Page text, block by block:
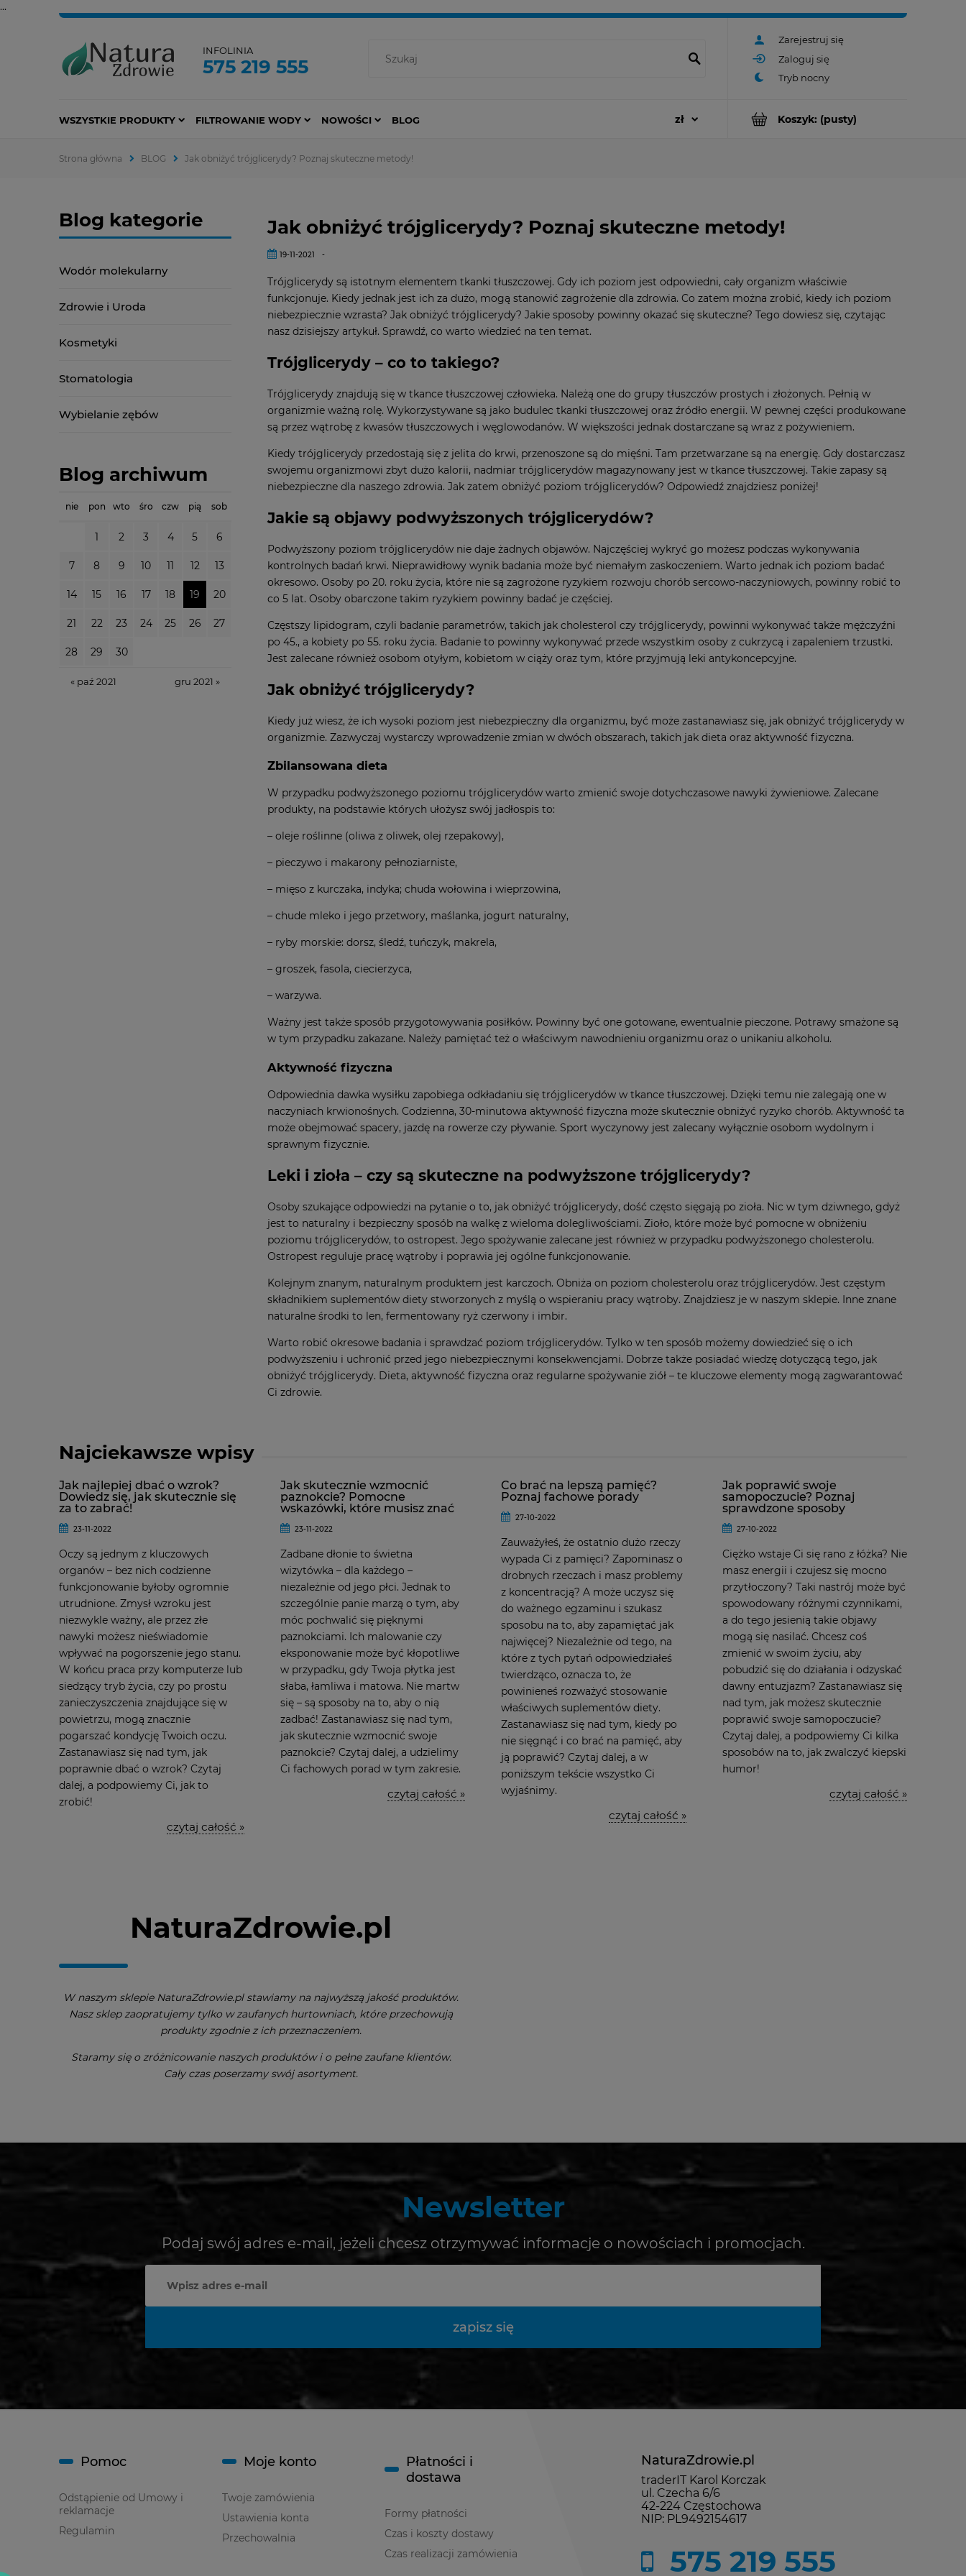
...
Zarejestruj się
Zaloguj się
INFOLINIA
575 219 555
Koszyk: (pusty)
WSZYSTKIE PRODUKTY FILTROWANIE WODY NOWOŚCI BLOG
Strona główna BLOG Jak obniżyć trójglicerydy? Poznaj skuteczne metody!
Blog kategorie
Wodór molekularny
Zdrowie i Uroda
Kosmetyki
Stomatologia
Wybielanie zębów
Blog archiwum
nie pon wto śro czw pią sob
1 2 3 4 5 6
7 8 9 10 11 12 13
14 15 16 17 18 19 20
21 22 23 24 25 26 27
28 29 30
« paź 2021 gru 2021 »
Jak obniżyć trójglicerydy? Poznaj skuteczne metody!
19-11-2021 -
Trójglicerydy są istotnym elementem tkanki tłuszczowej. Gdy ich poziom jest odpowiedni, cały organizm właściwie
funkcjonuje. Kiedy jednak jest ich za dużo, mogą stanowić zagrożenie dla zdrowia. Co zatem można zrobić, kiedy ich poziom
niebezpiecznie wzrasta? Jak obniżyć trójglicerydy? Jakie sposoby powinny okazać się skuteczne? Tego dowiesz się, czytając
nasz dzisiejszy artykuł. Sprawdź, co warto wiedzieć na ten temat.
Trójglicerydy – co to takiego?
Trójglicerydy znajdują się w tkance tłuszczowej człowieka. Należą one do grupy tłuszczów prostych i złożonych. Pełnią w
organizmie ważną rolę. Wykorzystywane są jako budulec tkanki tłuszczowej oraz źródło energii. W pewnej części produkowane
są przez wątrobę z kwasów tłuszczowych i węglowodanów. W większości jednak dostarczane są wraz z pożywieniem.
Kiedy trójglicerydy przedostają się z jelita do krwi, przenoszone są do mięśni. Tam przetwarzane są na energię. Gdy dostarczasz
swojemu organizmowi zbyt dużo kalorii, nadmiar trójglicerydów magazynowany jest w tkance tłuszczowej. Takie zapasy są
niebezpieczne dla naszego zdrowia. Jak zatem obniżyć poziom trójglicerydów? Odpowiedź znajdziesz poniżej!
Jakie są objawy podwyższonych trójglicerydów?
Podwyższony poziom trójglicerydów nie daje żadnych objawów. Najczęściej wykryć go możesz podczas wykonywania
kontrolnych badań krwi. Nieprawidłowy wynik badania może być niemałym zaskoczeniem. Warto jednak ich poziom badać
okresowo. Osoby po 20. roku życia, które nie są zagrożone ryzykiem rozwoju chorób sercowo-naczyniowych, powinny robić to
co 5 lat. Osoby obarczone takim ryzykiem powinny badać je częściej.
Częstszy lipidogram, czyli badanie parametrów, takich jak cholesterol czy trójglicerydy, powinni wykonywać także mężczyźni
po 45., a kobiety po 55. roku życia. Badanie to powinny wykonywać przede wszystkim osoby z cukrzycą i zapaleniem trzustki.
Jest zalecane również osobom otyłym, kobietom w ciąży oraz tym, które przyjmują leki antykoncepcyjne.
Jak obniżyć trójglicerydy?
Kiedy już wiesz, że ich wysoki poziom jest niebezpieczny dla organizmu, być może zastanawiasz się, jak obniżyć trójglicerydy w
organizmie. Zazwyczaj wystarczy wprowadzenie zmian w dwóch obszarach, takich jak dieta oraz aktywność fizyczna.
Zbilansowana dieta
W przypadku podwyższonego poziomu trójglicerydów warto zmienić swoje dotychczasowe nawyki żywieniowe. Zalecane
produkty, na podstawie których ułożysz swój jadłospis to:
– oleje roślinne (oliwa z oliwek, olej rzepakowy),
– pieczywo i makarony pełnoziarniste,
– mięso z kurczaka, indyka; chuda wołowina i wieprzowina,
– chude mleko i jego przetwory, maślanka, jogurt naturalny,
– ryby morskie: dorsz, śledź, tuńczyk, makrela,
– groszek, fasola, ciecierzyca,
– warzywa.
Ważny jest także sposób przygotowywania posiłków. Powinny być one gotowane, ewentualnie pieczone. Potrawy smażone są
w tym przypadku zakazane. Należy pamiętać też o właściwym nawodnieniu organizmu oraz o unikaniu alkoholu.
Aktywność fizyczna
Odpowiednia dawka wysiłku zapobiega odkładaniu się trójglicerydów w tkance tłuszczowej. Dzięki temu nie zalegają one w
naczyniach krwionośnych. Codzienna, 30-minutowa aktywność fizyczna może skutecznie obniżyć ryzyko chorób. Aktywność ta
może obejmować spacery, jazdę na rowerze czy pływanie. Sport wyczynowy jest zalecany wyłącznie osobom wydolnym i
sprawnym fizycznie.
Leki i zioła – czy są skuteczne na podwyższone trójglicerydy?
Osoby szukające odpowiedzi na pytanie o to, jak obniżyć trójglicerydy, dość często sięgają po zioła. Nic w tym dziwnego, gdyż
jest to naturalny i bezpieczny sposób na walkę z wieloma dolegliwościami. Zioło, które może być pomocne w obniżeniu
poziomu trójglicerydów, to ostropest. Jego spożywanie zalecane jest również w przypadku podwyższonego cholesterolu.
Ostropest reguluje pracę wątroby i poprawia jej ogólne funkcjonowanie.
Kolejnym znanym, naturalnym produktem jest karczoch. Obniża on poziom cholesterolu oraz trójglicerydów. Jest częstym
składnikiem suplementów diety stworzonych z myślą o wspieraniu pracy wątroby. Znajdziesz je w naszym sklepie. Inne znane
naturalne środki to len, fermentowany ryż czerwony i imbir.
Warto robić okresowe badania i sprawdzać poziom trójglicerydów. Tylko w ten sposób możemy dowiedzieć się o ich
podwyższeniu i uchronić przed jego niebezpiecznymi konsekwencjami. Dobrze także posiadać wiedzę dotyczącą tego, jak
obniżyć trójglicerydy. Dieta, aktywność fizyczna oraz regularne spożywanie ziół – te kluczowe elementy mogą zagwarantować
Ci zdrowie.
Najciekawsze wpisy
Jak najlepiej dbać o wzrok?
Dowiedz się, jak skutecznie się
za to zabrać!
23-11-2022
Oczy są jednym z kluczowych
organów – bez nich codzienne
funkcjonowanie byłoby ogromnie
utrudnione. Zmysł wzroku jest
niezwykle ważny, ale przez złe
nawyki możesz nieświadomie
wpływać na pogorszenie jego stanu.
W końcu praca przy komputerze lub
siedzący tryb życia, czy po prostu
zanieczyszczenia znajdujące się w
powietrzu, mogą znacznie
pogarszać kondycję Twoich oczu.
Zastanawiasz się nad tym, jak
poprawnie dbać o wzrok? Czytaj
dalej, a podpowiemy Ci, jak to
zrobić!
czytaj całość »
Jak skutecznie wzmocnić
paznokcie? Pomocne
wskazówki, które musisz znać
23-11-2022
Zadbane dłonie to świetna
wizytówka – dla każdego –
niezależnie od jego płci. Jednak to
szczególnie panie marzą o tym, aby
móc pochwalić się pięknymi
paznokciami. Ich malowanie czy
eksponowanie może być kłopotliwe
w przypadku, gdy Twoja płytka jest
słaba, łamliwa i matowa. Nie martw
się – są sposoby na to, aby o nią
zadbać! Zastanawiasz się nad tym,
jak skutecznie wzmocnić swoje
paznokcie? Czytaj dalej, a udzielimy
Ci fachowych porad w tym zakresie.
czytaj całość »
Co brać na lepszą pamięć?
Poznaj fachowe porady
27-10-2022
Zauważyłeś, że ostatnio dużo rzeczy
wypada Ci z pamięci? Zapominasz o
drobnych rzeczach i masz problemy
z koncentracją? A może uczysz się
do ważnego egzaminu i szukasz
sposobu na to, aby zapamiętać jak
najwięcej? Niezależnie od tego, na
które z tych pytań odpowiedziałeś
twierdząco, oznacza to, że
powinieneś rozważyć stosowanie
właściwych suplementów diety.
Zastanawiasz się nad tym, kiedy po
nie sięgnąć i co brać na pamięć, aby
ją poprawić? Czytaj dalej, a w
poniższym tekście wszystko Ci
wyjaśnimy.
czytaj całość »
Jak poprawić swoje
samopoczucie? Poznaj
sprawdzone sposoby
27-10-2022
Ciężko wstaje Ci się rano z łóżka? Nie
masz energii i czujesz się mocno
przytłoczony? Taki nastrój może być
spowodowany różnymi czynnikami,
a do tego jesienią takie objawy
mogą się nasilać. Chcesz coś
zmienić w swoim życiu, aby
pobudzić się do działania i odzyskać
dawny entuzjazm? Zastanawiasz się
nad tym, jak możesz skutecznie
poprawić swoje samopoczucie?
Czytaj dalej, a podpowiemy Ci kilka
sposobów na to, jak zwalczyć kiepski
humor!
czytaj całość »
NaturaZdrowie.pl
W naszym sklepie NaturaZdrowie.pl stawiamy na najwyższą jakość produktów.
Nasz sklep zaopratujemy tylko w zaufanych hurtowniach, które przechowują
produkty zgodnie z ich przeznaczeniem.
Staramy się o zróżnicowanie naszych produktów i o pełne zaufane klientów.
Cały czas poserzamy swój asortyment.
Newsletter
Podaj swój adres e-mail, jeżeli chcesz otrzymywać informacje o nowościach i promocjach.
zapisz się
NaturaZdrowie.pl
traderIT Karol Korczak
ul. Czecha 6/6
42-224 Częstochowa
NIP: PL9492154617
575 219 555
Pomoc
Odstąpienie od Umowy i
reklamacje
Regulamin
Moje konto
Twoje zamówienia
Ustawienia konta
Przechowalnia
Płatności i
dostawa
Formy płatności
Czas i koszty dostawy
Czas realizacji zamówienia